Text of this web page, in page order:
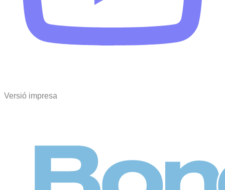
Versió impresa